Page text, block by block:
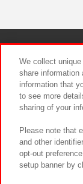
We collect
share information
information that
to see more
sharing of your
Please note that
and other
opt-out
setup banner by